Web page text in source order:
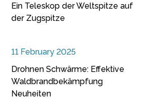
Ein Teleskop der Weltspitze auf
der Zugspitze
11 February 2025
Drohnen Schwärme: Effektive
Waldbrandbekämpfung
Neuheiten